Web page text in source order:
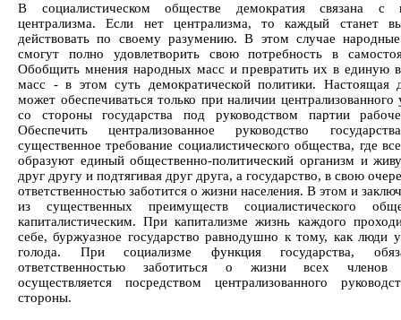
В социалистическом обществе демократия связана с
централизма. Если нет централизма, то каждый станет
действовать по своему разумению. В этом случае
смогут полно удовлетворить свою потребность в
Обобщить мнения народных масс и превратить их в единую
масс - в этом суть демократической политики. Настоящая
может обеспечиваться только при наличии централизованного
со стороны государства под руководством партии
Обеспечить централизованное руководство
существенное требование социалистического общества, где
образуют единый общественно-политический организм и
друг другу и подтягивая друг друга, а государство, в свою
ответственностью заботится о жизни населения. В этом и
из существенных преимуществ социалистического
капиталистическим. При капитализме жизнь каждого
себе, буржуазное государство равнодушно к тому, как люди
голода. При социализме функция государства,
ответственностью заботиться о жизни всех членов
осуществляется посредством централизованного
стороны.